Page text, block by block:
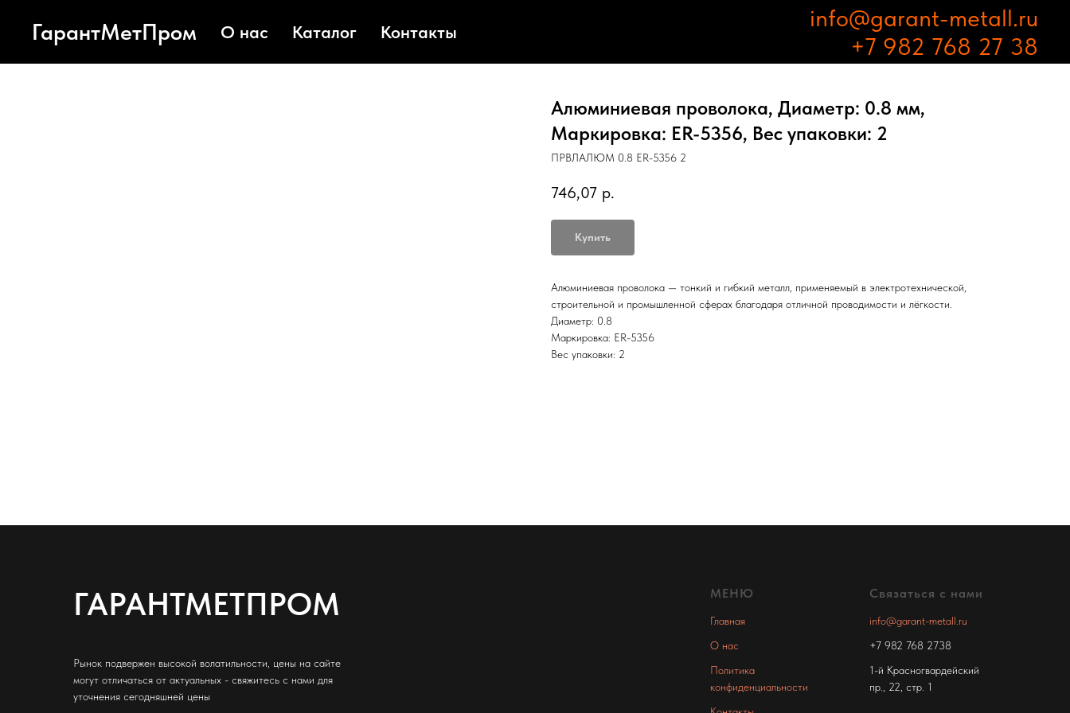
ГарантМетПром О нас Каталог Контакты
info@garant-metall.ru
+7 982 768 27 38
Алюминиевая проволока, Диаметр: 0.8 мм,
Маркировка: ER-5356, Вес упаковки: 2
ПРВЛАЛЮМ 0.8 ER-5356 2
746,07 р.
Купить
Алюминиевая проволока — тонкий и гибкий металл, применяемый в электротехнической,
строительной и промышленной сферах благодаря отличной проводимости и лёгкости.
Диаметр: 0.8
Маркировка: ER-5356
Вес упаковки: 2
ГАРАНТМЕТПРОМ
Рынок подвержен высокой волатильности, цены на сайте
могут отличаться от актуальных - свяжитесь с нами для
уточнения сегодняшней цены
МЕНЮ
Главная
О нас
Политика
конфиденциальности
Связаться с нами
info@garant-metall.ru
+7 982 768 2738
1-й Красногвардейский
пр., 22, стр. 1